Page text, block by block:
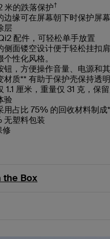
米的跌落保护†
边缘可在屏幕朝下时保护屏
层
配件，可轻松单手放置
侧面镂空设计便于轻松挂扣
个性化风格。
钮，方便操作音量、电源和
材质** 有助于保护壳保持透明
1.1 厘米，重量仅 31 克，保
验
用占比 75% 的回收材料制成*
无塑料包装
修
the Box